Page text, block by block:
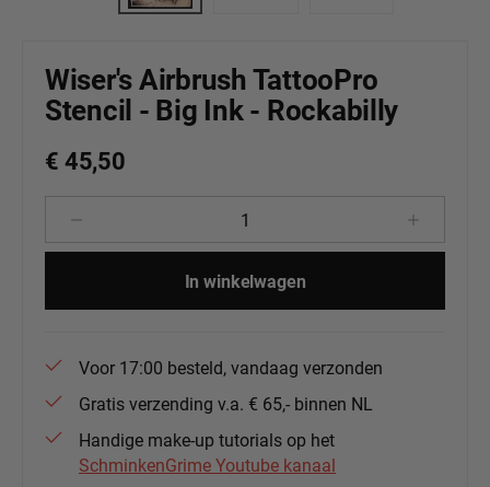
Wiser's Airbrush TattooPro
Stencil - Big Ink - Rockabilly
€ 45,50
Producthoeveelheid: Voer de
In winkelwagen
Voor 17:00 besteld, vandaag verzonden
Gratis verzending v.a. € 65,- binnen NL
Handige make-up tutorials op het
SchminkenGrime Youtube kanaal